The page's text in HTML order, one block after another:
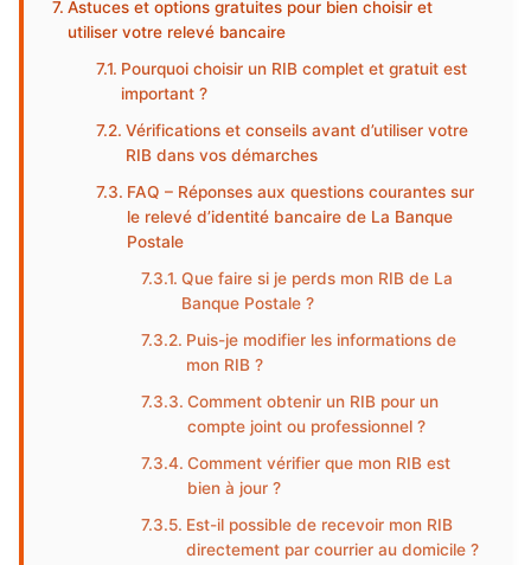
Astuces et options gratuites pour bien choisir et
utiliser votre relevé bancaire
Pourquoi choisir un RIB complet et gratuit est
important ?
Vérifications et conseils avant d’utiliser votre
RIB dans vos démarches
FAQ – Réponses aux questions courantes sur
le relevé d’identité bancaire de La Banque
Postale
Que faire si je perds mon RIB de La
Banque Postale ?
Puis-je modifier les informations de
mon RIB ?
Comment obtenir un RIB pour un
compte joint ou professionnel ?
Comment vérifier que mon RIB est
bien à jour ?
Est-il possible de recevoir mon RIB
directement par courrier au domicile ?